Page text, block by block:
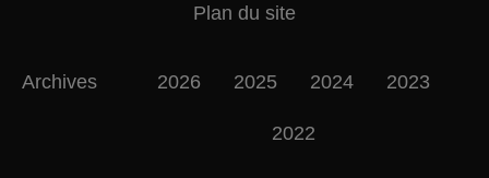
Plan du site
Archives 2026 2025 2024 2023
2022